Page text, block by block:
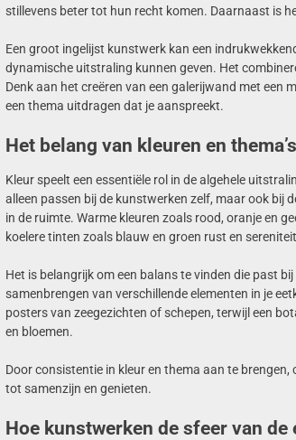
stillevens beter tot hun recht komen. Daarnaast is
Een groot ingelijst kunstwerk kan een
dynamische uitstraling kunnen geven. Het
Denk aan het creëren van een galerijwand met een
een thema uitdragen dat je aanspreekt.
Het belang van kleuren en
Kleur speelt een essentiële rol in de algehele
alleen passen bij de kunstwerken zelf, maar ook bij
in de ruimte. Warme kleuren zoals rood, oranje en
koelere tinten zoals blauw en groen rust en
Het is belangrijk om een balans te vinden die past
samenbrengen van verschillende elementen in je
posters van zeegezichten of schepen, terwijl een
en bloemen.
Door consistentie in kleur en thema aan te
tot samenzijn en genieten.
Hoe kunstwerken de sfeer van